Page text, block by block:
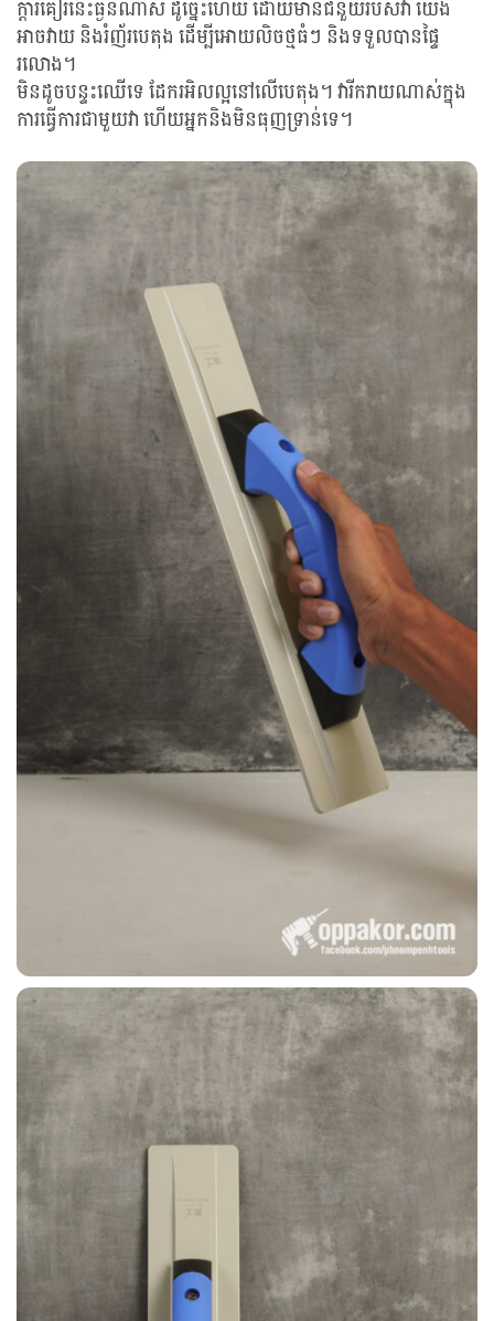
ក្តារគៀរនេះធ្ងន់ណាស់ ដូច្នេះហើយ ដោយមានជំនួយរបស់វា យើង
អាចវាយ និងរំញ័របេតុង ដើម្បីអោយលិចថ្មធំៗ និងទទួលបានផ្ទៃ
រលោង។
មិនដូចបន្ទះឈើទេ ដែករអិលល្អនៅលើបេតុង។ វារីករាយណាស់ក្នុង
ការធ្វើការជាមួយវា ហើយអ្នកនិងមិនធុញទ្រាន់ទេ។